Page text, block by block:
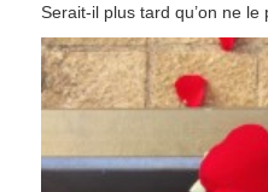
Serait-il plus tard qu’on ne le